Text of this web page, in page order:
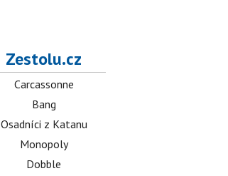
Zestolu.cz
Carcassonne
Bang
Osadníci z Katanu
Monopoly
Dobble